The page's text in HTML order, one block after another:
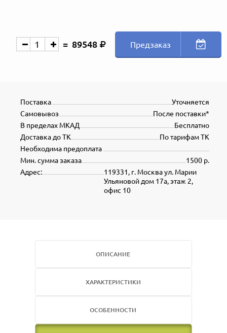
89548 Предзаказ
Уточняется
Поставка
После поставки*
Самовывоз
Бесплатно
В пределах МКАД
По тарифам ТК
Доставка до ТК
Необходима предоплата
1500 р.
Мин. сумма заказа
119331, г. Москва ул. Марии
Ульяновой дом 17а, этаж 2,
офис 10
Адрес:
ОПИСАНИЕ
ХАРАКТЕРИСТИКИ
ОСОБЕННОСТИ